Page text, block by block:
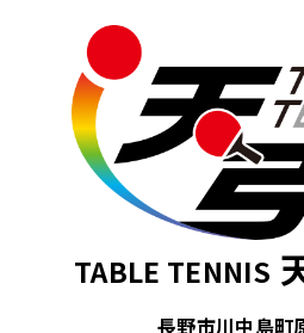
TABLE TENNIS
長野市川中島町